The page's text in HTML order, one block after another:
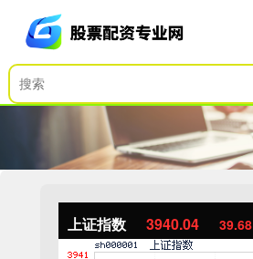
上证指数 3940.04 39.68